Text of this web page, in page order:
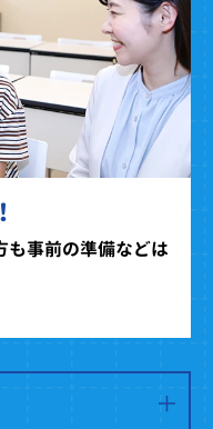
も事前の準備などは